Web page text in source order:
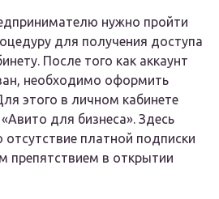
нужно пройти
для получения доступа
После того как аккаунт
необходимо оформить
этого в личном кабинете
для бизнеса». Здесь
платной подписки
препятствием в открытии